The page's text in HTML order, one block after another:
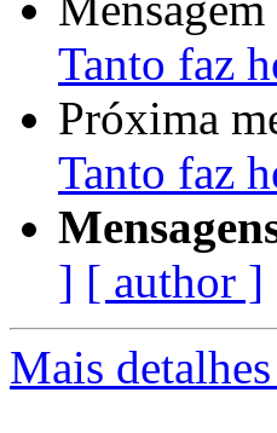
Tanto faz
Próxima
Tanto faz
] [ author ]
Mais